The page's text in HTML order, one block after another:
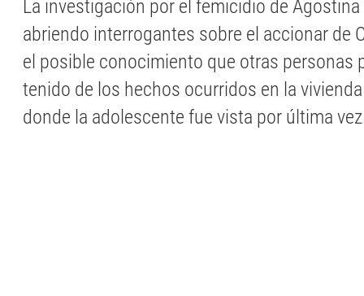
La investigación por el femicidio de Agostina
abriendo interrogantes sobre el accionar de
el posible conocimiento que otras personas
tenido de los hechos ocurridos en la
donde la adolescente fue vista por última